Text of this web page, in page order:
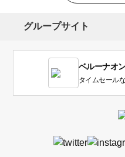
グループサイト
ベルーナオ
タイムセール